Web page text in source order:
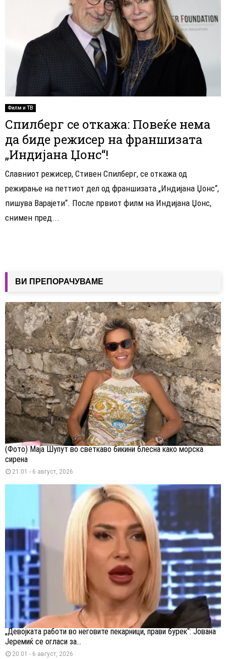
Филм и ТВ
Спилберг се откажа: Повеќе нема
да биде режисер на франшизата
„Индијана Џонс“!
Славниот режисер, Стивен Спилберг, се откажа од
режирање на петтиот дел од франшизата „Индијана Џонс“,
пишува Варајети“. После првиот филм на Индијана Џонс,
снимен пред...
ВИ ПРЕПОРАЧУВАМЕ
(Фото) Маја Шупут во светкаво бикини блесна како морска
сирена
21:01 - 6 август, 2026
„Девојката работи во неговите пекарници, прави бурек“: Јована
Јеремиќ се огласи за...
20:01 - 6 август, 2026